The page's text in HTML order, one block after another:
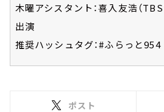
木曜アシスタント：喜入友浩（
出演
推奨ハッシュタグ：#ふらっと954
ポスト